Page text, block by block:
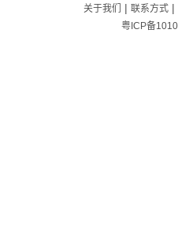
关于我们 | 联系方式|
粤ICP备